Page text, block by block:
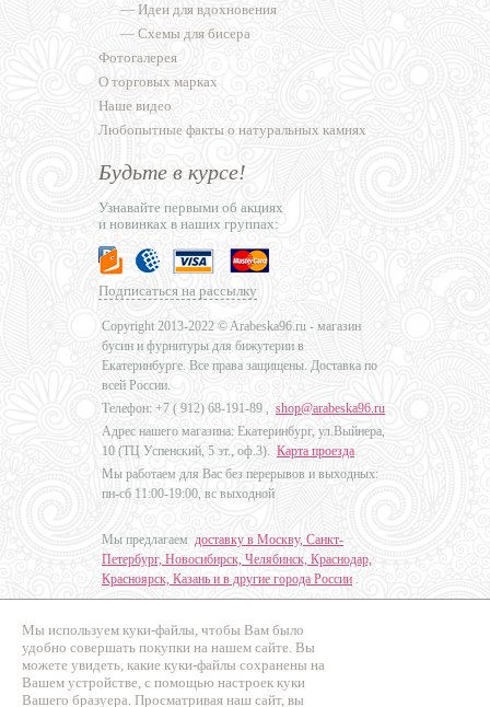
Мы используем куки-файлы, чтобы Вам было
удобно совершать покупки на нашем сайте. Вы
можете увидеть, какие куки-файлы сохранены на
Вашем устройстве, с помощью настроек куки
Вашего бразуера. Просматривая наш сайт, вы
— Идеи для вдохновения
— Схемы для бисера
Фотогалерея
О торговых марках
Наше видео
Любопытные факты о натуральных камнях
Будьте в курсе!
Узнавайте первыми об акциях
и новинках в наших группах:
Подписаться на рассылку
Copyright 2013-2022 © Arabeska96.ru - магазин
бусин и фурнитуры для бижутерии в
Екатеринбурге. Все права защищены. Доставка по
всей России.
Телефон: +7 ( 912) 68-191-89 , shop@arabeska96.ru
Адрес нашего магазина: Екатеринбург, ул.Выйнера,
10 (ТЦ Успенский, 5 эт., оф.3). Карта проезда
Мы работаем для Вас без перерывов и выходных:
пн-сб 11:00-19:00, вс выходной
Мы предлагаем доставку в Москву, Санкт-
Петербург, Новосибирск, Челябинск, Краснодар,
Красноярск, Казань и в другие города России .
Дизайн - Наталья Мальцева
Продвижение сайтов
Промо Эксперт